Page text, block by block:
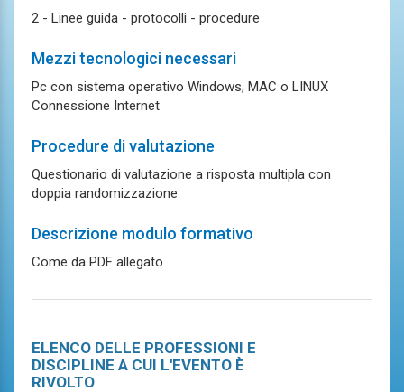
2 - Linee guida - protocolli - procedure
Mezzi tecnologici necessari
Pc con sistema operativo Windows, MAC o LINUX
Connessione Internet
Procedure di valutazione
Questionario di valutazione a risposta multipla con
doppia randomizzazione
Descrizione modulo formativo
Come da PDF allegato
ELENCO DELLE PROFESSIONI E
DISCIPLINE A CUI L'EVENTO È
RIVOLTO